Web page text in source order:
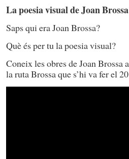
La poesia visual de Joan Brossa
Saps qui era Joan Brossa?
Què és per tu la poesia visual?
Coneix les obres de Joan Brossa
la ruta Brossa que s’hi va fer el